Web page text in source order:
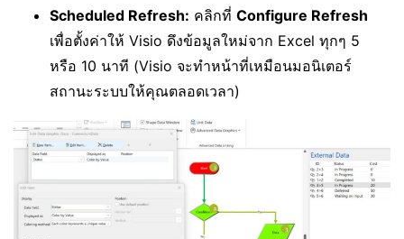
Scheduled Refresh: คลิกที่ Configure Refresh
เพื่อตั้งค่าให้ Visio ดึงข้อมูลใหม่จาก Excel ทุกๆ 5
หรือ 10 นาที (Visio จะทำหน้าที่เหมือนมอนิเตอร์
สถานะระบบให้คุณตลอดเวลา)